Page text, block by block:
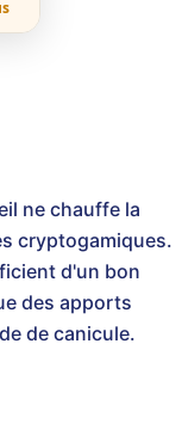
ne chauffe la
cryptogamiques.
d'un bon
des apports
de canicule.